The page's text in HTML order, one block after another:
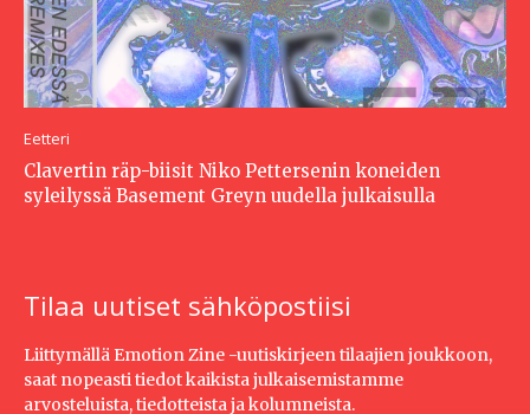
Eetteri
Clavertin räp-biisit Niko Pettersenin koneiden
syleilyssä Basement Greyn uudella julkaisulla
Tilaa uutiset sähköpostiisi
Liittymällä Emotion Zine -uutiskirjeen tilaajien joukkoon,
saat nopeasti tiedot kaikista julkaisemistamme
arvosteluista, tiedotteista ja kolumneista.